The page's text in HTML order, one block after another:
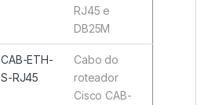
RJ45 e
DB25M
CAB-ETH-
S-RJ45
Cabo do
roteador
Cisco CAB-